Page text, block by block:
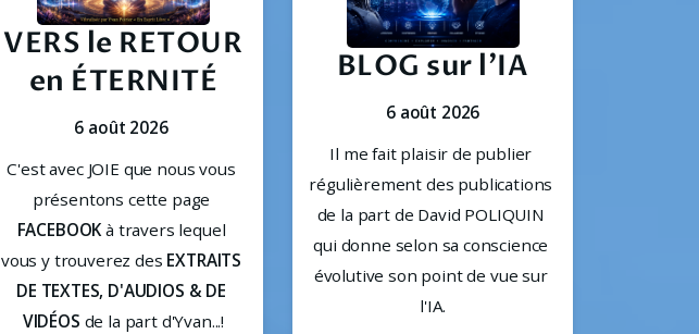
VERS le RETOUR
en ÉTERNITÉ
6 août 2026
C'est avec JOIE que nous vous
FACEBOOK à travers lequel
vous y trouverez des EXTRAITS
DE TEXTES, D'AUDIOS & DE
VIDÉOS de la part d'Yvan...!
BLOG sur l'IA
6 août 2026
Il me fait plaisir de publier
régulièrement des publications
de la part de David POLIQUIN
qui donne selon sa conscience
évolutive son point de vue sur
l'IA.